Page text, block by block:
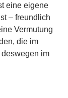
eine eigene
– freundlich
Vermutung
die im
im